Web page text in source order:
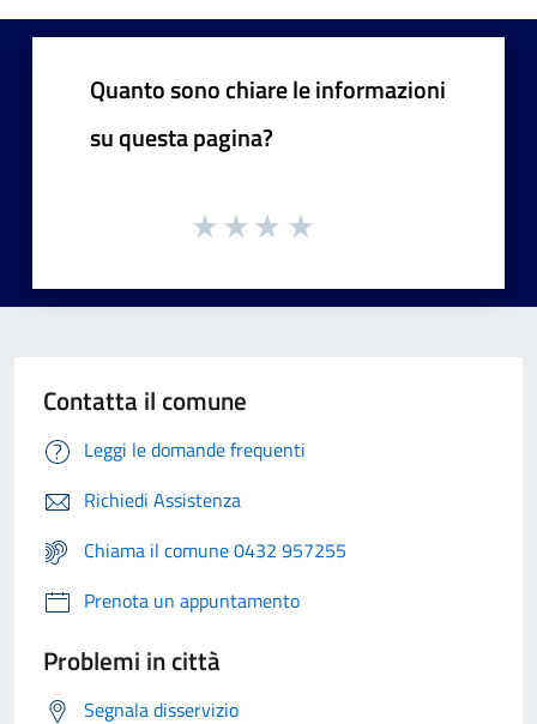
Quanto sono chiare le informazioni
su questa pagina?
Contatta il comune
Leggi le domande frequenti
Richiedi Assistenza
Chiama il comune 0432 957255
Prenota un appuntamento
Problemi in città
Segnala disservizio